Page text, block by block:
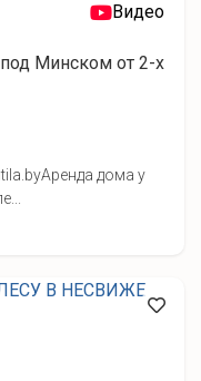
Видео
Минском от 2-х
дома у